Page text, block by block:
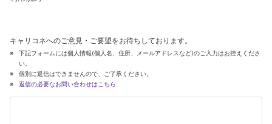
キャリコネへのご意見・ご要望をお待ちしております。
下記フォームには個人情報(個人名、住所、メールアドレスなど)のご入力はお控えくださ
い。
個別に返信はできませんので、ご了承ください。
返信の必要なお問い合わせはこちら